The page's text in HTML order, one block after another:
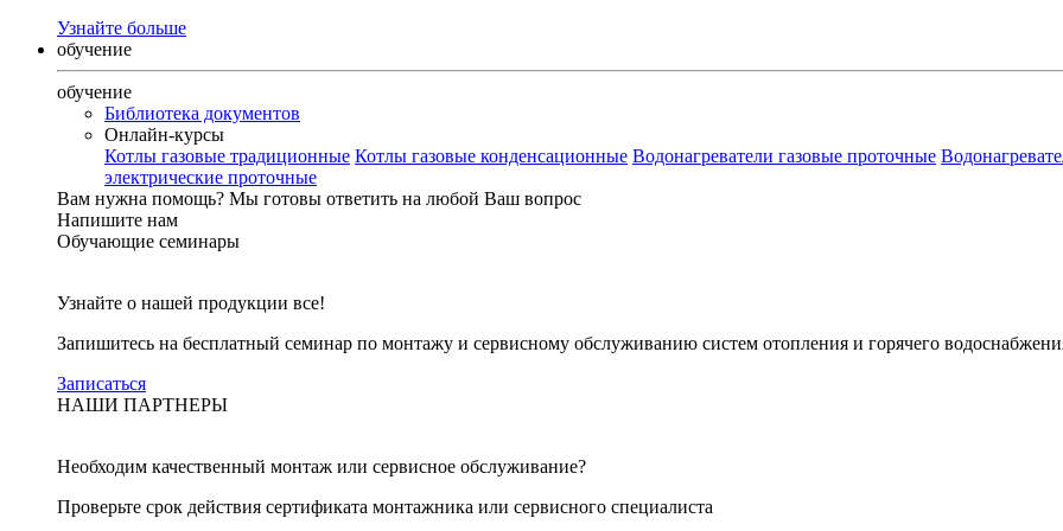
Узнайте больше
обучение
обучение
Библиотека документов
Онлайн-курсы
Котлы газовые традиционные Котлы газовые конденсационные Водонагреватели газовые проточные
электрические проточные
Вам нужна помощь? Мы готовы ответить на любой Ваш вопрос
Напишите нам
Обучающие семинары
Узнайте о нашей продукции все!
Запишитесь на бесплатный семинар по монтажу и сервисному обслуживанию систем отопления и горячего
Записаться
НАШИ ПАРТНЕРЫ
Необходим качественный монтаж или сервисное обслуживание?
Проверьте срок действия сертификата монтажника или сервисного специалиста